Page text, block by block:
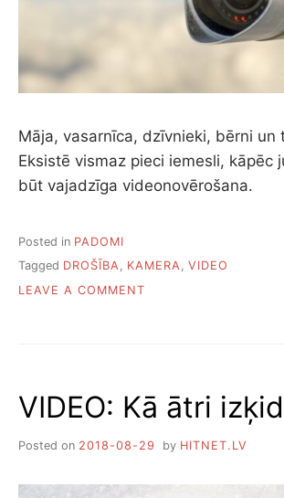
Māja, vasarnīca, dzīvnieki, bērni un
Eksistē vismaz pieci iemesli, kāpēc
būt vajadzīga videonovērošana.
Posted in PADOMI
Tagged DROŠĪBA, KAMERA, VIDEO
LEAVE A COMMENT
VAJADZĪGA
VIDEONOVĒROŠANA
VIDEO: Kā ātri
Posted on 2018-08-29 by HITNET.LV